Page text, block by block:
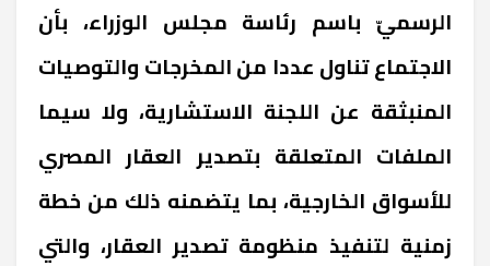
الرسميّ باسم رئاسة مجلس الوزراء، بأن
الاجتماع تناول عددا من المخرجات والتوصيات
المنبثقة عن اللجنة الاستشارية، ولا سيما
الملفات المتعلقة بتصدير العقار المصري
للأسواق الخارجية، بما يتضمنه ذلك من خطة
زمنية لتنفيذ منظومة تصدير العقار، والتي